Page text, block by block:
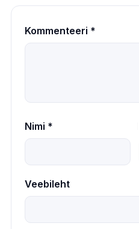
Kommenteeri *
Nimi *
Veebileht